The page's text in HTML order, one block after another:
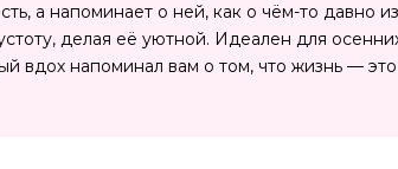
а напоминает о ней, как о чём-то давно
делая её уютной. Идеален для
вдох напоминал вам о том, что жизнь —